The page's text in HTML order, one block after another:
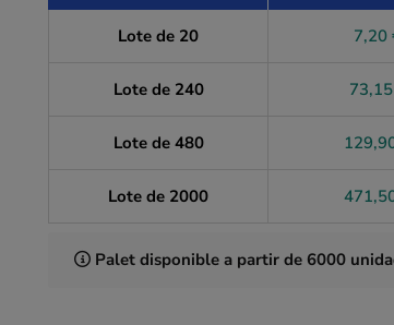
Lote de 20 7,20
Lote de 240
Lote de 480
Lote de 2000
Palet disponible a partir de 6000